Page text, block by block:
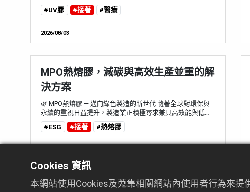
方式已難以滿足品質一致性與生產效率需求。如何讓每一次
點膠都精準、每一道硬化都穩定，已成為提升產品良率的重
化系統，透過精密控制膠量、位置與硬化條件，不僅提升產
#UV膠 #接著 #醫療
2026/08/03
MPO熱熔膠，減碳與高效生產並重的解
決方案
🌿 MPO熱熔膠 — 邁向綠色製造的新世代 隨著全球對環保與
永續的重視日益提升，製造業正積極尋求兼具高效能與低環
境衝擊的膠黏方案。MPO（Metallocene Polyolefin）熱熔膠
以其低VOC排放、高熱穩定性與優異的黏著性能，成為EVA
#ESG #接著 #熱熔膠
鏡頭模組用膠解決方案 : UV膠與熱固化
Cookies 資訊
本網站使用Cookies及蒐集相關網站內使用者行為來